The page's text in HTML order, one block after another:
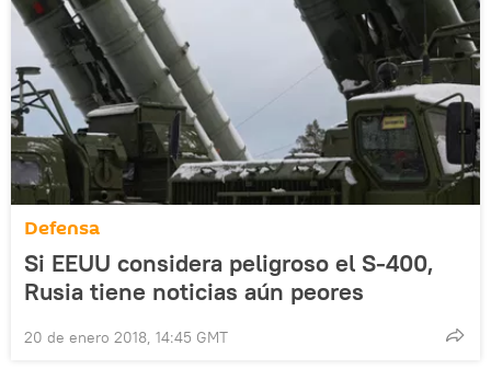
Defensa
Si EEUU considera peligroso el S-400,
Rusia tiene noticias aún peores
20 de enero 2018, 14:45 GMT